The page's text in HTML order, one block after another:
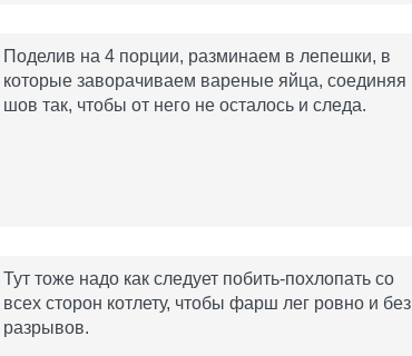
Поделив на 4 порции, разминаем в лепешки, в
которые заворачиваем вареные яйца, соединяя
шов так, чтобы от него не осталось и следа.
Тут тоже надо как следует побить-похлопать со
всех сторон котлету, чтобы фарш лег ровно и без
разрывов.